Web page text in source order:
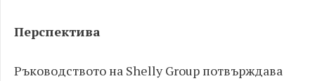
Перспектива
Ръководството на Shelly Group потвърждава